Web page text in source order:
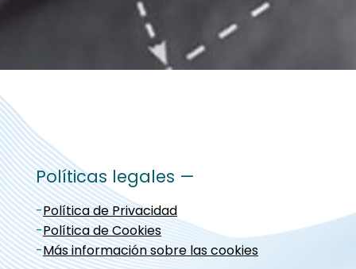
Políticas legales —
-Política de Privacidad
-Política de Cookies
-Más información sobre las cookies